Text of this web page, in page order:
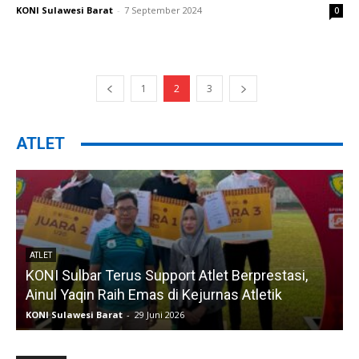
KONI Sulawesi Barat - 7 September 2024 0
1 2 3
ATLET
ATLET
KONI Sulbar Terus Support Atlet Berprestasi,
Ainul Yaqin Raih Emas di Kejurnas Atletik
KONI Sulawesi Barat - 29 Juni 2026